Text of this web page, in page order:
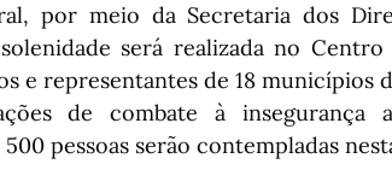
por meio da Secretaria dos
solenidade será realizada no
e representantes de 18 municípios
de combate à
pessoas serão contempladas